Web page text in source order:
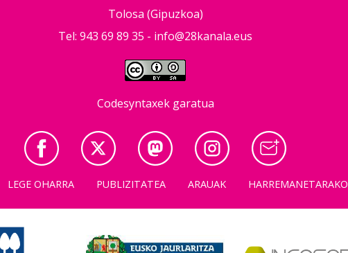
Tolosa (Gipuzkoa)
Tel: 943 69 89 35 - info@28kanala.eus
Codesyntaxek garatua
LEGE OHARRA PUBLIZITATEA ARAUAK HARREMANETARAKO